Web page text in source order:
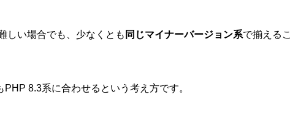
しい場合でも、少なくとも 同じマイナーバージョン系で揃えるこ
8.3系に合わせるという考え方です。